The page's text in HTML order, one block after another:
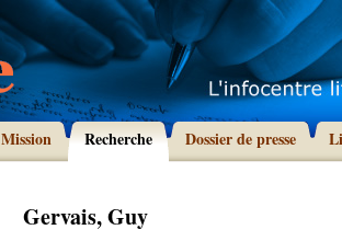
Mission Recherche Dossier de presse
Gervais, Guy